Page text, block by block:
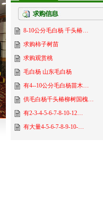
8-10公分毛白杨 千头椿…
求购柿子树苗
求购观赏桃
毛白杨 山东毛白杨
有4--10公分毛白杨苗木…
供毛白杨千头椿柳树国槐…
有2-3-4-5-6-7-8-10-12…
有大量4-5-6-7-8-9-10-…